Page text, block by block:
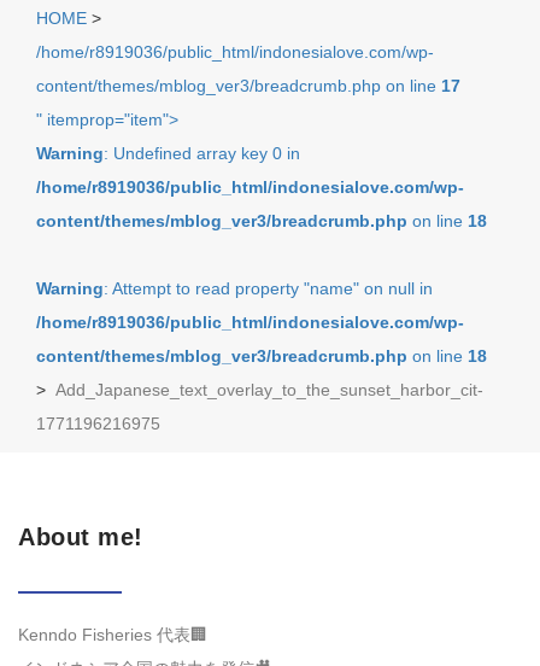
HOME >
/home/r8919036/public_html/indonesialove.com/wp-
content/themes/mblog_ver3/breadcrumb.php on line 17
" itemprop="item">
Warning: Undefined array key 0 in
/home/r8919036/public_html/indonesialove.com/wp-
content/themes/mblog_ver3/breadcrumb.php on line 18
Warning: Attempt to read property "name" on null in
/home/r8919036/public_html/indonesialove.com/wp-
content/themes/mblog_ver3/breadcrumb.php on line 18
> Add_Japanese_text_overlay_to_the_sunset_harbor_cit-
1771196216975
About me!
Kenndo Fisheries 代表🏢